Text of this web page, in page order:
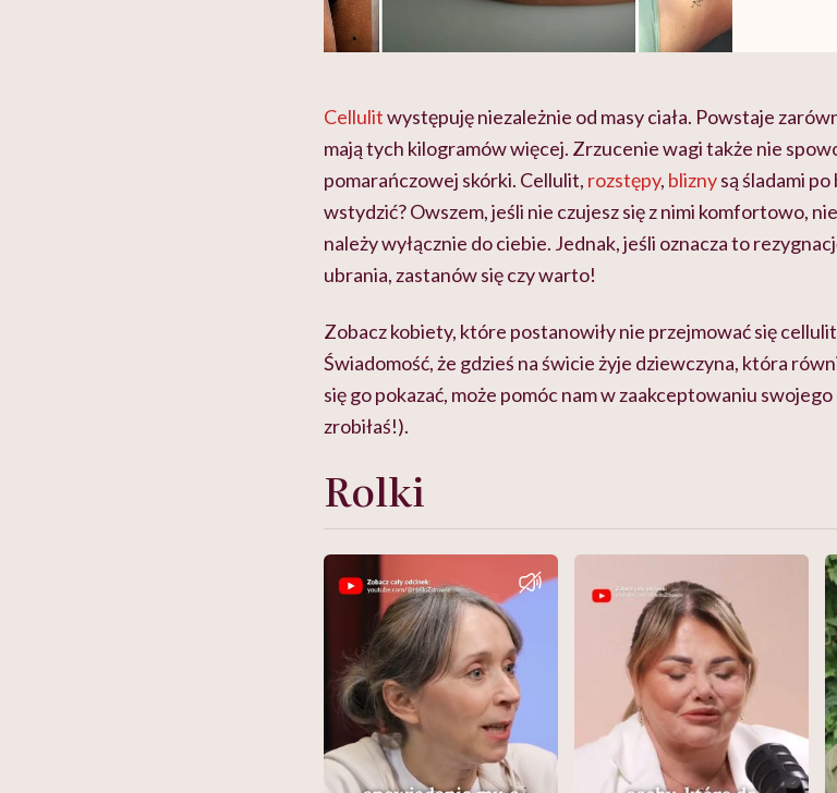
Cellulitwystępuję niezależnie od masy ciała. Powstaje
mają tych kilogramów więcej. Zrzucenie wagi także nie
pomarańczowej skórki. Cellulit, rozstępy, bliznysą śladami
wstydzić? Owszem, jeśli nie czujesz się z nimi komfortowo,
należy wyłącznie do ciebie. Jednak, jeśli oznacza to
ubrania, zastanów się czy warto!
Zobacz kobiety, które postanowiły nie przejmować się
Świadomość, że gdzieś na świcie żyje dziewczyna, która
się go pokazać, może pomóc nam w zaakceptowaniu swojego
zrobiłaś!).
Rolki